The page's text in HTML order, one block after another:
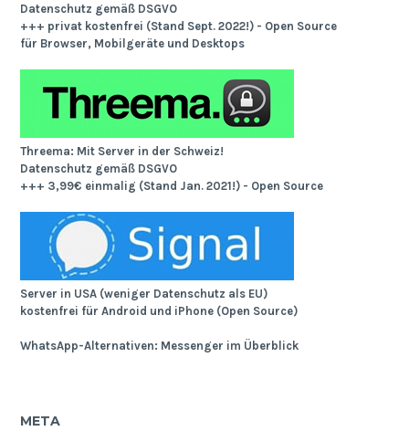
Datenschutz gemäß DSGVO
+++ privat kostenfrei (Stand Sept. 2022!) - Open Source
für Browser, Mobilgeräte und Desktops
Threema: Mit Server in der Schweiz!
Datenschutz gemäß DSGVO
+++ 3,99€ einmalig (Stand Jan. 2021!) - Open Source
Server in USA (weniger Datenschutz als EU)
kostenfrei für Android und iPhone (Open Source)
WhatsApp-Alternativen: Messenger im Überblick
META